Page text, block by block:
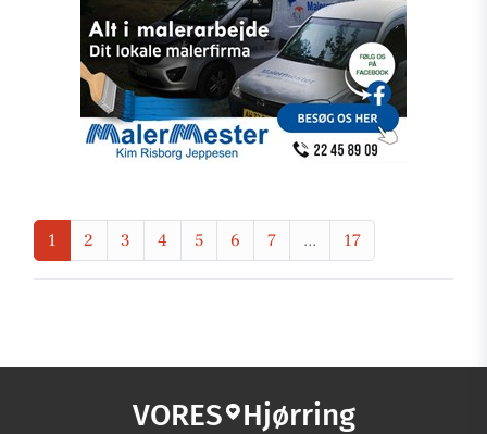
1 2 3 4 5 6 7 ... 17
VORES Hjørring